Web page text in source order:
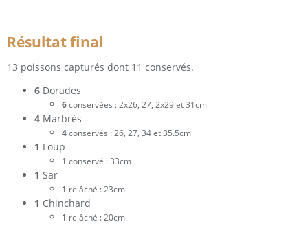
Résultat final
13 poissons capturés dont 11 conservés.
6 Dorades
6conservées : 2x26, 27, 2x29 et 31cm
4 Marbrés
4conservés : 26, 27, 34 et 35.5cm
1 Loup
1 conservé : 33cm
1 Sar
1 relâché : 23cm
1 Chinchard
1 relâché : 20cm